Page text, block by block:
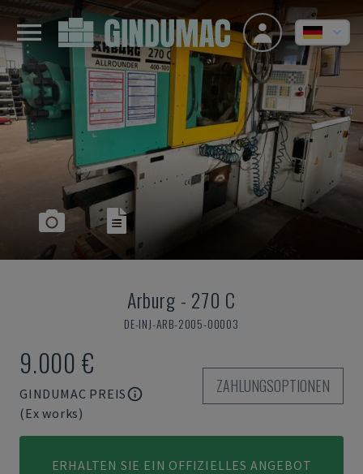
Arburg - 270 C
DE-INJ-ARB-2005-00003
9.000 €
GINDUMAC PREIS
(Ex works)
ZAHLUNGSOPTIONEN
ERHALTEN SIE EIN OFFIZIELLES ANGEBOT